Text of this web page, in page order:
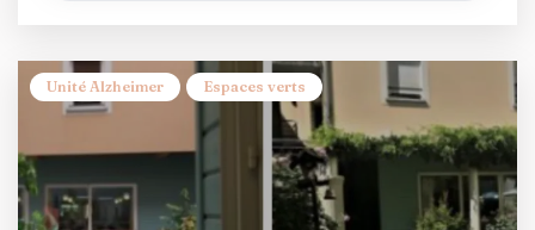
Unité Alzheimer Espaces verts